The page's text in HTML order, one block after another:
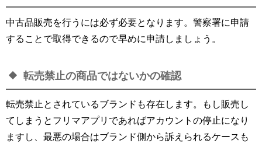
中古品販売を行うには必ず必要となります。警察署に申請
することで取得できるので早めに申請しましょう。
転売禁止の商品ではないかの確認
転売禁止とされているブランドも存在します。もし販売し
てしまうとフリマアプリであればアカウントの停止になり
ますし、最悪の場合はブランド側から訴えられるケースも